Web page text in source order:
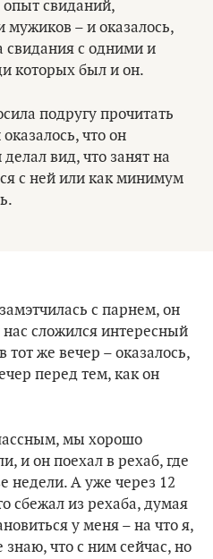
свиданий,
– и оказалось,
свидания с одними и
которых был и он.
подругу прочитать
что он
вид, что занят на
с ней или как минимум
с парнем, он
сложился интересный
тот же вечер – оказалось,
перед тем, как он
мы хорошо
и он поехал в рехаб, где
недели. А уже через 12
сбежал из рехаба, думая
у меня – на что я,
знаю, что с ним сейчас, но